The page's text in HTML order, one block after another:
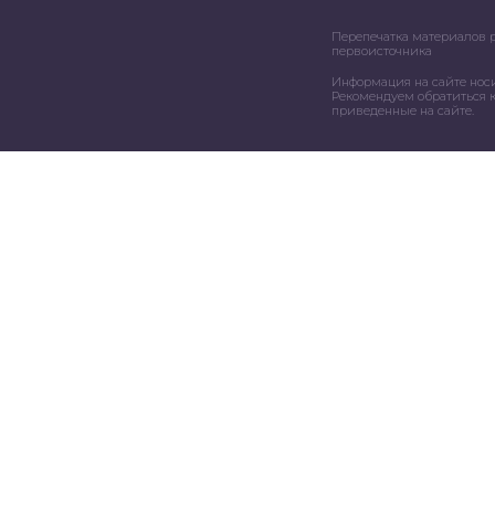
Перепечатка материалов
первоисточника
Информация на сайте
Рекомендуем обратиться
приведенные на сайте.